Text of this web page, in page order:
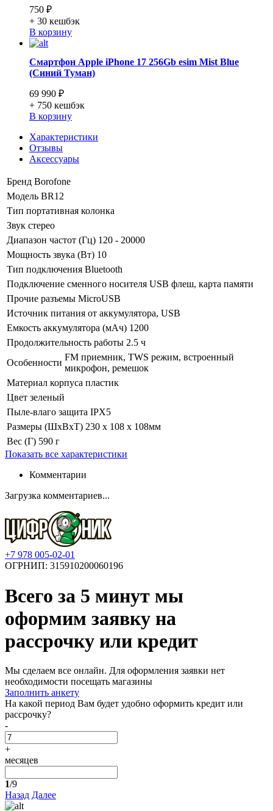
750 ₽
+ 30 кешбэк
В корзину
Смартфон Apple iPhone 17 256Gb esim Mist Blue
(Синий Туман)
69 990 ₽
+ 750 кешбэк
В корзину
Характеристики
Отзывы
Аксессуары
Бренд Borofone
Модель BR12
Тип портативная колонка
Звук стерео
Диапазон частот (Гц) 120 - 20000
Мощность звука (Вт) 10
Тип подключения Bluetooth
Подключение сменного носителя USB флеш, карта памяти
Прочие разъемы MicroUSB
Источник питания от аккумулятора, USB
Емкость аккумулятора (мАч) 1200
Продолжительность работы 2.5 ч
Особенности
FM приемник, TWS режим, встроенный
микрофон, ремешок
Материал корпуса пластик
Цвет зеленый
Пыле-влаго защита IPX5
Размеры (ШхВхТ) 230 x 108 x 108мм
Вес (Г) 590 г
Показать все характеристики
Комментарии
Загрузка комментариев...
+7 978 005-02-01
ОГРНИП: 315910200060196
Всего за 5 минут мы
оформим заявку на
рассрочку или кредит
Мы сделаем все онлайн. Для оформления заявки нет
необходимости посещать магазины
Заполнить анкету
На какой период Вам будет удобно оформить кредит или
рассрочку?
-
+
месяцев
1/9
Назад Далее